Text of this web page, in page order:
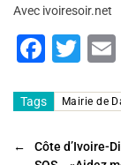
Avec ivoiresoir.net
F
c
e
T
tt
er
l
Tags Mairie de
←
Côte d’Ivoire-